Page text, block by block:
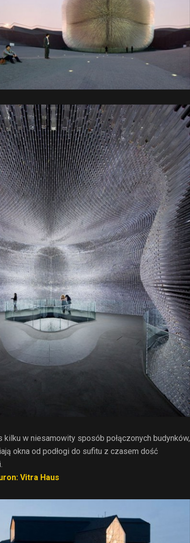
w niesamowity sposób połączonych budynków,
okna od podłogi do sufitu z czasem dość
Vitra Haus